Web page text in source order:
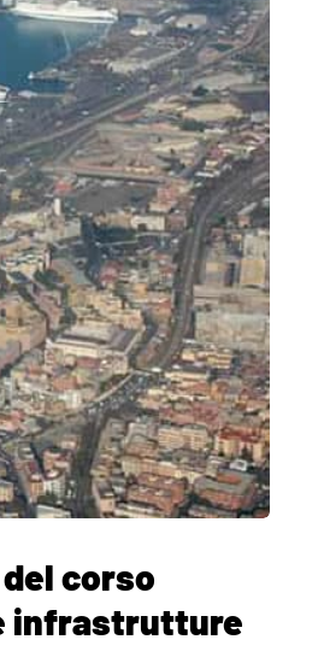
corso
infrastrutture